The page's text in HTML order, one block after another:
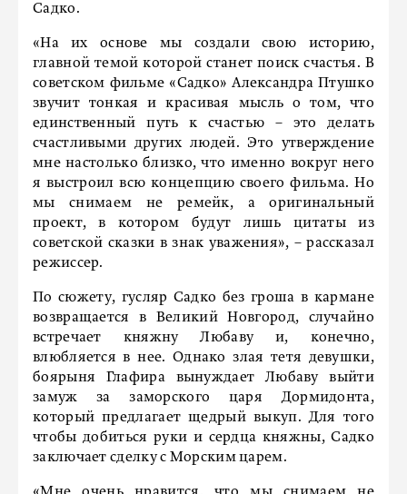
Садко.
«На их основе мы создали свою историю,
главной темой которой станет поиск счастья. В
советском фильме «Садко» Александра Птушко
звучит тонкая и красивая мысль о том, что
единственный путь к счастью – это делать
счастливыми других людей. Это утверждение
мне настолько близко, что именно вокруг него
я выстроил всю концепцию своего фильма. Но
мы снимаем не ремейк, а оригинальный
проект, в котором будут лишь цитаты из
советской сказки в знак уважения», – рассказал
режиссер.
По сюжету, гусляр Садко без гроша в кармане
возвращается в Великий Новгород, случайно
встречает княжну Любаву и, конечно,
влюбляется в нее. Однако злая тетя девушки,
боярыня Глафира вынуждает Любаву выйти
замуж за заморского царя Дормидонта,
который предлагает щедрый выкуп. Для того
чтобы добиться руки и сердца княжны, Садко
заключает сделку с Морским царем.